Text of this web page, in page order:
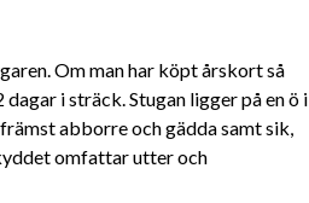
Om man har köpt årskort så
i sträck. Stugan ligger på en ö i
abborre och gädda samt sik,
omfattar utter och